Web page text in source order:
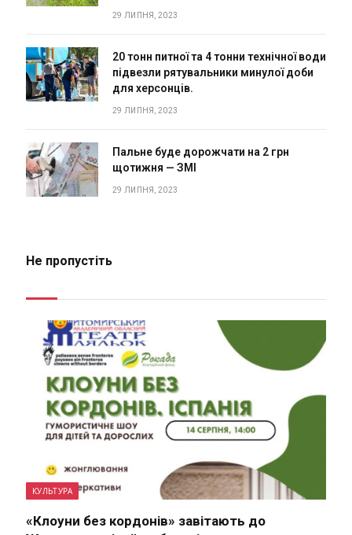
29 ЛИПНЯ, 2023
20 тонн питної та 4 тонни технічної води
підвезли рятувальники минулої доби
для херсонців.
29 ЛИПНЯ, 2023
Пальне буде дорожчати на 2 грн
щотижня — ЗМІ
29 ЛИПНЯ, 2023
Не пропустіть
КУЛЬТУРА
«Клоуни без кордонів» завітають до